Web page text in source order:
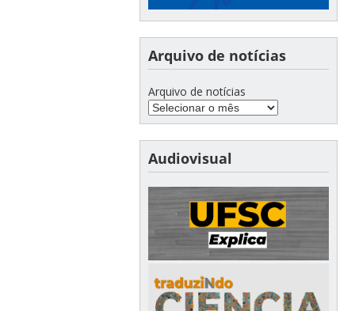
Arquivo de notícias
Arquivo de notícias
Audiovisual